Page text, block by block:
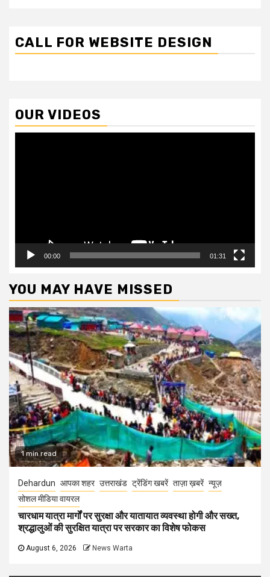
CALL FOR WEBSITE DESIGN
OUR VIDEOS
00:00 01:31
YOU MAY HAVE MISSED
1 min read
Dehardun आपका शहर उत्तराखंड ट्रेंडिंग खबरें ताज़ा ख़बरें न्यूज़
सोशल मीडिया वायरल
चारधाम यात्रा मार्गों पर सुरक्षा और यातायात व्यवस्था होगी और सख्त,
श्रद्धालुओं की सुरक्षित यात्रा पर सरकार का विशेष फोकस
August 6, 2026 News Warta